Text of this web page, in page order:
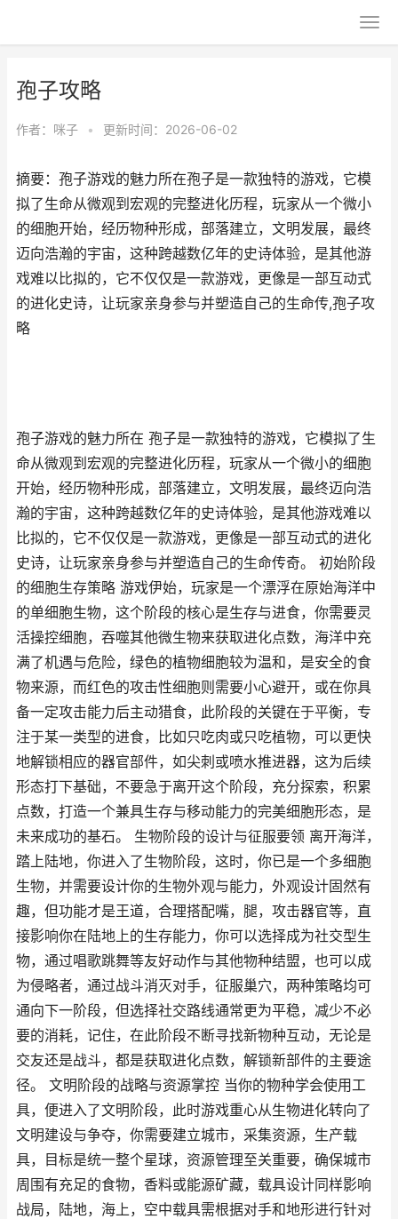
孢子攻略
作者： 咪子 • 更新时间：2026-06-02
摘要：孢子游戏的魅力所在孢子是一款独特的游戏，它模
拟了生命从微观到宏观的完整进化历程，玩家从一个微小
的细胞开始，经历物种形成，部落建立，文明发展，最终
迈向浩瀚的宇宙，这种跨越数亿年的史诗体验，是其他游
戏难以比拟的，它不仅仅是一款游戏，更像是一部互动式
的进化史诗，让玩家亲身参与并塑造自己的生命传,孢子攻
略
孢子游戏的魅力所在 孢子是一款独特的游戏，它模拟了生
命从微观到宏观的完整进化历程，玩家从一个微小的细胞
开始，经历物种形成，部落建立，文明发展，最终迈向浩
瀚的宇宙，这种跨越数亿年的史诗体验，是其他游戏难以
比拟的，它不仅仅是一款游戏，更像是一部互动式的进化
史诗，让玩家亲身参与并塑造自己的生命传奇。 初始阶段
的细胞生存策略 游戏伊始，玩家是一个漂浮在原始海洋中
的单细胞生物，这个阶段的核心是生存与进食，你需要灵
活操控细胞，吞噬其他微生物来获取进化点数，海洋中充
满了机遇与危险，绿色的植物细胞较为温和，是安全的食
物来源，而红色的攻击性细胞则需要小心避开，或在你具
备一定攻击能力后主动猎食，此阶段的关键在于平衡，专
注于某一类型的进食，比如只吃肉或只吃植物，可以更快
地解锁相应的器官部件，如尖刺或喷水推进器，这为后续
形态打下基础，不要急于离开这个阶段，充分探索，积累
点数，打造一个兼具生存与移动能力的完美细胞形态，是
未来成功的基石。 生物阶段的设计与征服要领 离开海洋，
踏上陆地，你进入了生物阶段，这时，你已是一个多细胞
生物，并需要设计你的生物外观与能力，外观设计固然有
趣，但功能才是王道，合理搭配嘴，腿，攻击器官等，直
接影响你在陆地上的生存能力，你可以选择成为社交型生
物，通过唱歌跳舞等友好动作与其他物种结盟，也可以成
为侵略者，通过战斗消灭对手，征服巢穴，两种策略均可
通向下一阶段，但选择社交路线通常更为平稳，减少不必
要的消耗，记住，在此阶段不断寻找新物种互动，无论是
交友还是战斗，都是获取进化点数，解锁新部件的主要途
径。 文明阶段的战略与资源掌控 当你的物种学会使用工
具，便进入了文明阶段，此时游戏重心从生物进化转向了
文明建设与争夺，你需要建立城市，采集资源，生产载
具，目标是统一整个星球，资源管理至关重要，确保城市
周围有充足的食物，香料或能源矿藏，载具设计同样影响
战局，陆地，海上，空中载具需根据对手和地形进行针对